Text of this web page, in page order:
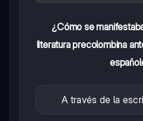
¿Cómo se
literatura precolombina
A través de la